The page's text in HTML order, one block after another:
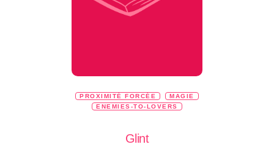
PROXIMITÉ FORCÉE
MAGIE
ENEMIES-TO-LOVERS
Glint